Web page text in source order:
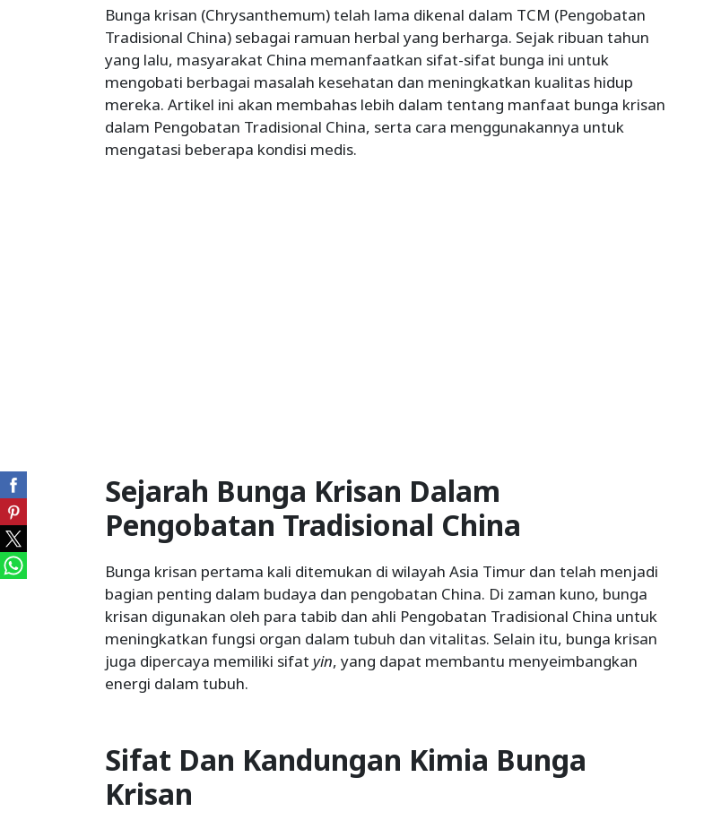
Bunga krisan (Chrysanthemum) telah lama dikenal dalam TCM (Pengobatan
Tradisional China) sebagai ramuan herbal yang berharga. Sejak ribuan tahun
yang lalu, masyarakat China memanfaatkan sifat-sifat bunga ini untuk
mengobati berbagai masalah kesehatan dan meningkatkan kualitas hidup
mereka. Artikel ini akan membahas lebih dalam tentang manfaat bunga krisan
dalam Pengobatan Tradisional China, serta cara menggunakannya untuk
mengatasi beberapa kondisi medis.
Sejarah Bunga Krisan Dalam
Pengobatan Tradisional China
Bunga krisan pertama kali ditemukan di wilayah Asia Timur dan telah menjadi
bagian penting dalam budaya dan pengobatan China. Di zaman kuno, bunga
krisan digunakan oleh para tabib dan ahli Pengobatan Tradisional China untuk
meningkatkan fungsi organ dalam tubuh dan vitalitas. Selain itu, bunga krisan
juga dipercaya memiliki sifat yin, yang dapat membantu menyeimbangkan
energi dalam tubuh.
Sifat Dan Kandungan Kimia Bunga
Krisan